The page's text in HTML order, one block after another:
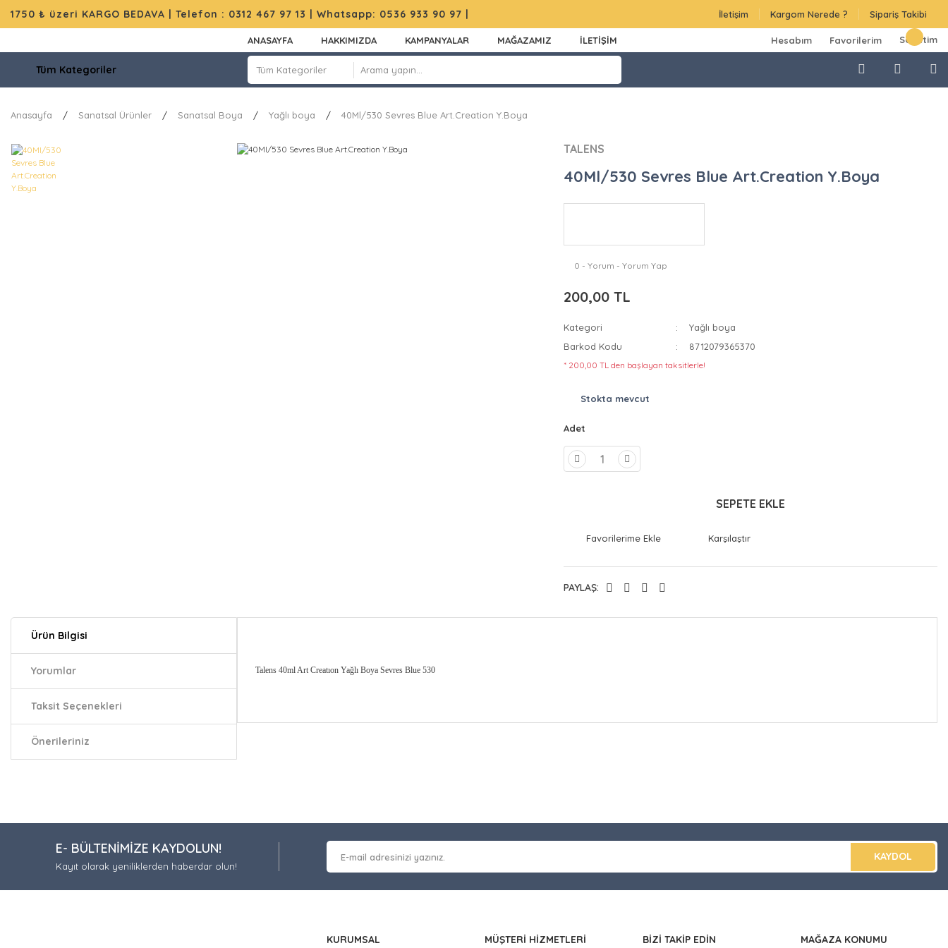
1750 ₺ üzeri KARGO BEDAVA | Telefon : 0312 467 97 13 | Whatsapp: 0536 933 90 97 | İletişim Kargom Nerede ? Sipariş Takibi
ANASAYFA HAKKIMIZDA KAMPANYALAR MAĞAZAMIZ İLETİŞİM Hesabım Favorilerim Sepetim
Tüm Kategoriler
Anasayfa Sanatsal Ürünler Sanatsal Boya Yağlı boya 40Ml/530 Sevres Blue Art.Creation Y.Boya
TALENS
40Ml/530 Sevres Blue Art.Creation Y.Boya
0 - Yorum - Yorum Yap
200,00 TL
Kategori
Yağlı boya
Barkod Kodu
8712079365370
* 200,00 TL den başlayan taksitlerle!
Stokta mevcut
Adet
SEPETE EKLE
Karşılaştır
PAYLAŞ:
Ürün Bilgisi
Yorumlar
Taksit Seçenekleri
Önerileriniz
Talens 40ml Art Creatıon Yağlı Boya Sevres Blue 530
Ürün fiyatı diğer sitelerden daha pahalı.
Bu ürüne benzer farklı alternatifler olmalı.
E- BÜLTENİMİZE KAYDOLUN!
Kayıt olarak yeniliklerden haberdar olun!
KAYDOL
KURUMSAL MÜŞTERİ HİZMETLERİ BİZİ TAKİP EDİN MAĞAZA KONUMU